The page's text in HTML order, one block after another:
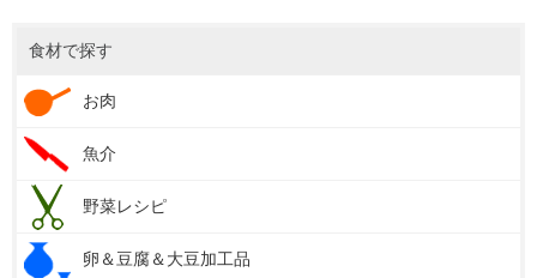
食材で探す
お肉
魚介
野菜レシピ
卵＆豆腐＆大豆加工品